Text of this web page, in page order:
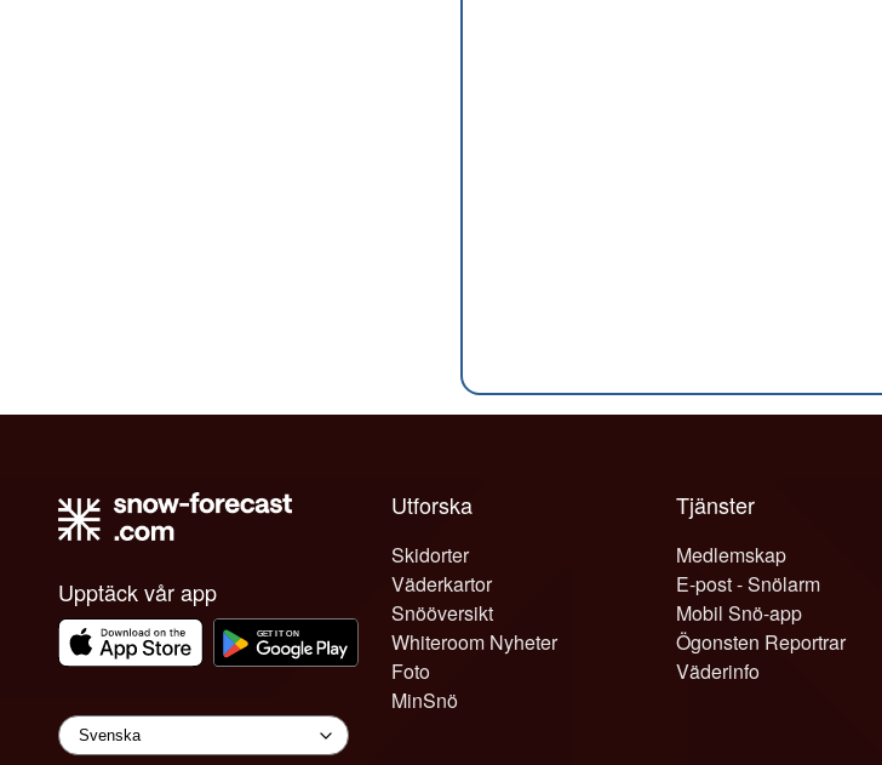
Upptäck vår app
Utforska
Skidorter
Väderkartor
Snööversikt
Whiteroom Nyheter
Foto
MinSnö
Tjänster
Medlemskap
E-post - Snölarm
Mobil Snö-app
Ögonsten Reportrar
Väderinfo